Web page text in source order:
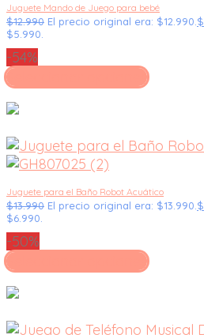
Juguete Mando de Juego para bebé
$12.990 El precio original era: $12.990. $
$5.990.
-54%
Seleccionar opciones
Juguete para el Baño Robot Acuático
$13.990 El precio original era: $13.990. $
$6.990.
-50%
Seleccionar opciones